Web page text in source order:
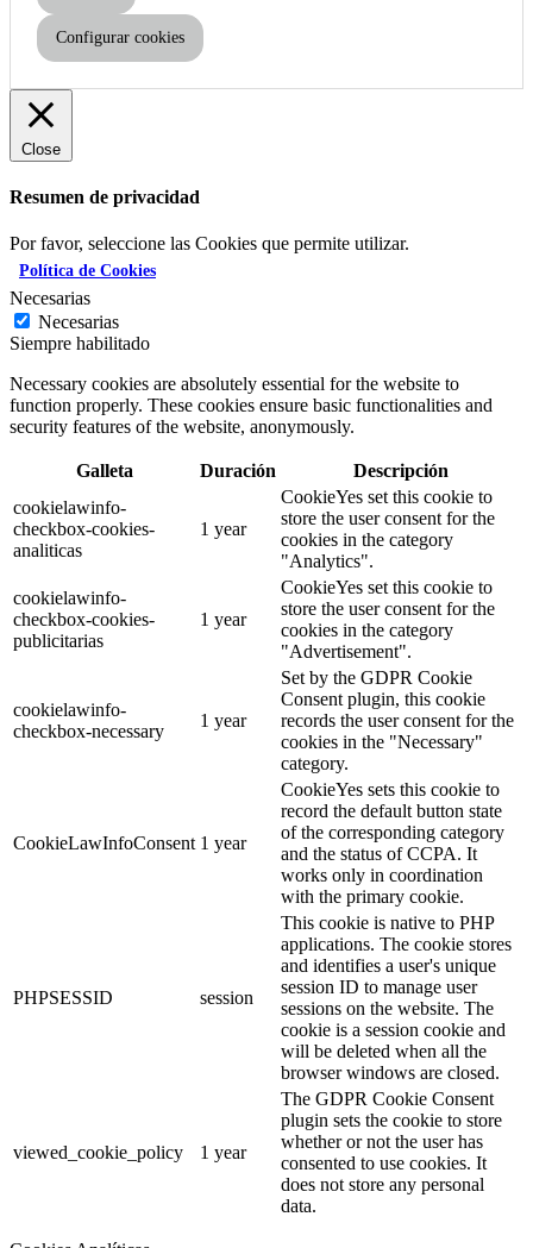
Configurar cookies
Close
Resumen de privacidad
Por favor, seleccione las Cookies que permite utilizar.
Política de Cookies
Necesarias
Necesarias
Siempre habilitado
Necessary cookies are absolutely essential for the website to
function properly. These cookies ensure basic functionalities and
security features of the website, anonymously.
Galleta Duración
Descripción
cookielawinfo-
checkbox-cookies-
analiticas
1 year
CookieYes set this cookie to
store the user consent for the
cookies in the category
"Analytics".
cookielawinfo-
checkbox-cookies-
publicitarias
1 year
CookieYes set this cookie to
store the user consent for the
cookies in the category
"Advertisement".
cookielawinfo-
checkbox-necessary
1 year
Set by the GDPR Cookie
Consent plugin, this cookie
records the user consent for the
cookies in the "Necessary"
category.
CookieLawInfoConsent 1 year
CookieYes sets this cookie to
record the default button state
of the corresponding category
and the status of CCPA. It
works only in coordination
with the primary cookie.
PHPSESSID session
This cookie is native to PHP
applications. The cookie stores
and identifies a user's unique
session ID to manage user
sessions on the website. The
cookie is a session cookie and
will be deleted when all the
browser windows are closed.
viewed_cookie_policy 1 year
The GDPR Cookie Consent
plugin sets the cookie to store
whether or not the user has
consented to use cookies. It
does not store any personal
data.